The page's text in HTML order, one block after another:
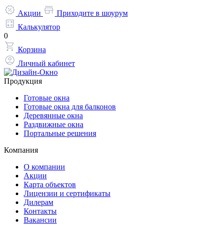
Акции
Приходите в шоурум
Калькулятор
0
Корзина
Личный кабинет
Продукция
Готовые окна
Готовые окна для балконов
Деревянные окна
Раздвижные окна
Портальные решения
Компания
О компании
Акции
Карта объектов
Лицензии и сертификаты
Дилерам
Контакты
Вакансии